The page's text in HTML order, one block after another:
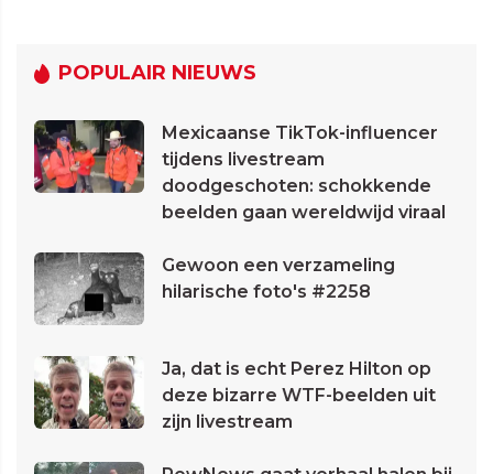
POPULAIR NIEUWS
Mexicaanse TikTok-influencer
tijdens livestream
doodgeschoten: schokkende
beelden gaan wereldwijd viraal
Gewoon een verzameling
hilarische foto's #2258
Ja, dat is echt Perez Hilton op
deze bizarre WTF-beelden uit
zijn livestream